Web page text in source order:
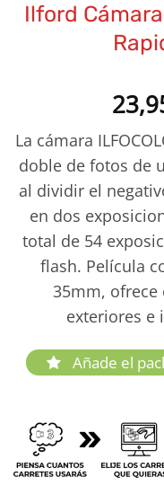
Ilford
La cámara
doble de fotos de
al dividir el
en dos
total de 54
flash. Película
35mm, ofrece
exteriores e
Añade el